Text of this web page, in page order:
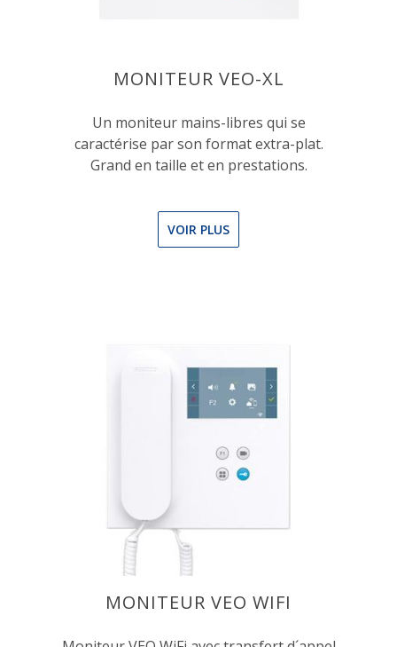
MONITEUR VEO-XL
Un moniteur mains-libres qui se
caractérise par son format extra-plat.
Grand en taille et en prestations.
VOIR PLUS
MONITEUR VEO WIFI